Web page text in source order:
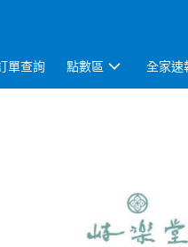
單查詢 點數區 全家速